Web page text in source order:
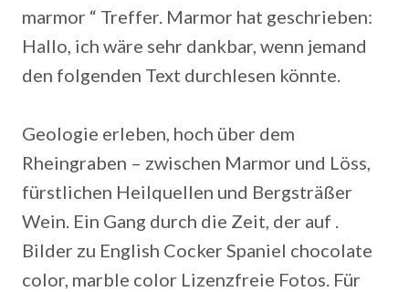
marmor “ Treffer. Marmor hat geschrieben:
Hallo, ich wäre sehr dankbar, wenn jemand
den folgenden Text durchlesen könnte.
Geologie erleben, hoch über dem
Rheingraben – zwischen Marmor und Löss,
fürstlichen Heilquellen und Bergsträßer
Wein. Ein Gang durch die Zeit, der auf .
Bilder zu English Cocker Spaniel chocolate
color, marble color Lizenzfreie Fotos. Für